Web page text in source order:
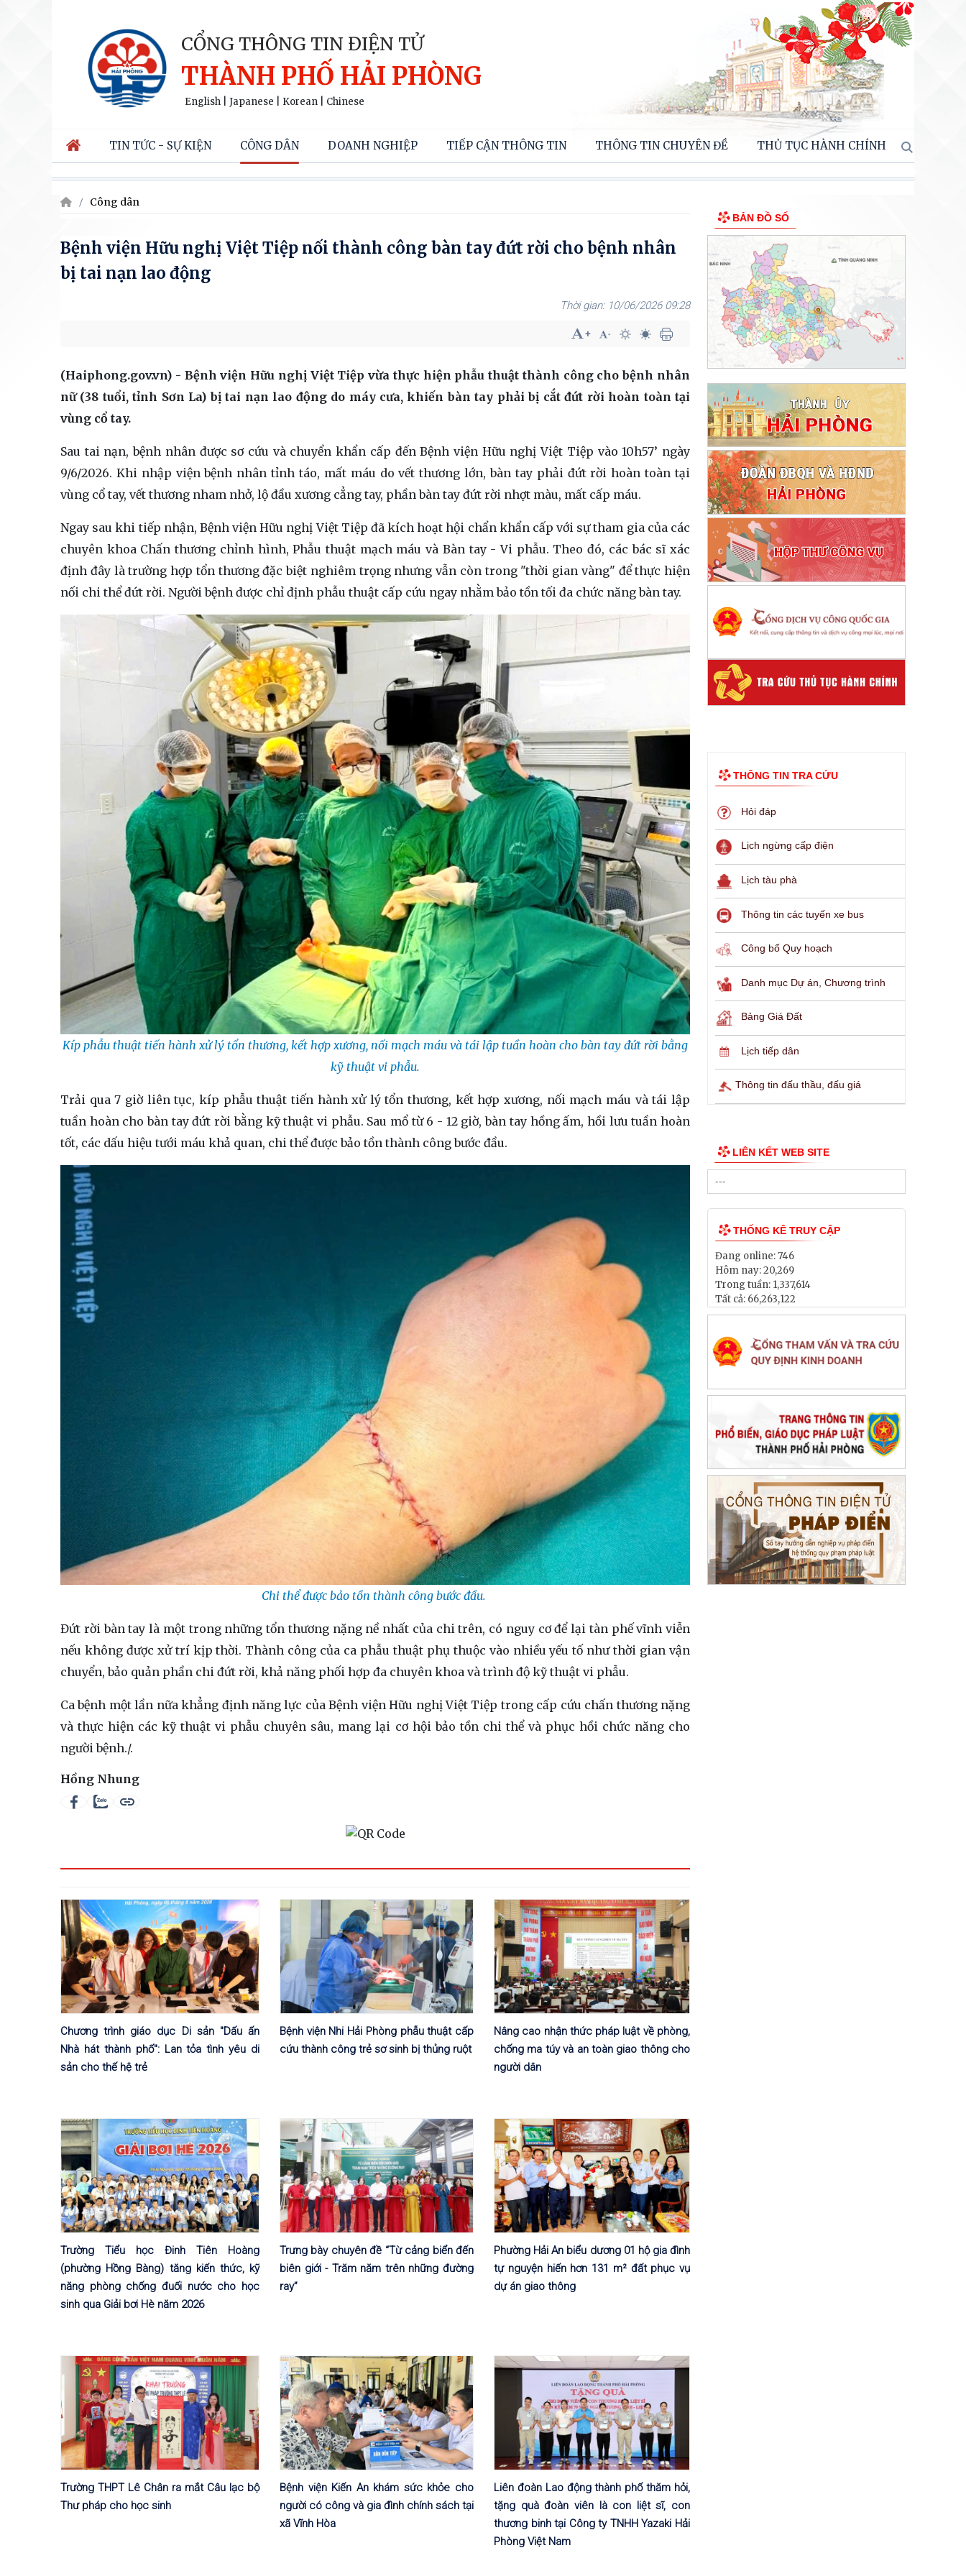
CỔNG THÔNG TIN ĐIỆN TỬ
THÀNH PHỐ HẢI PHÒNG
English Japanese Korean Chinese
TIN TỨC - SỰ KIỆN CÔNG DÂN DOANH NGHIỆP TIẾP CẬN THÔNG TIN THÔNG TIN CHUYÊN ĐỀ THỦ TỤC HÀNH CHÍNH
Công dân
Bệnh viện Hữu nghị Việt Tiệp nối thành công bàn tay đứt rời cho bệnh nhân
bị tai nạn lao động
10/06/2026 09:28
(Haiphong.gov.vn) - Bệnh viện Hữu nghị Việt Tiệp vừa thực hiện phẫu thuật thành công cho bệnh nhân
nữ (38 tuổi, tỉnh Sơn La) bị tai nạn lao động do máy cưa, khiến bàn tay phải bị cắt đứt rời hoàn toàn tại
vùng cổ tay.
Sau tai nạn, bệnh nhân được sơ cứu và chuyển khẩn cấp đến Bệnh viện Hữu nghị Việt Tiệp vào 10h57’ ngày
9/6/2026. Khi nhập viện bệnh nhân tỉnh táo, mất máu do vết thương lớn, bàn tay phải đứt rời hoàn toàn tại
vùng cổ tay, vết thương nham nhở, lộ đầu xương cẳng tay, phần bàn tay đứt rời nhợt màu, mất cấp máu.
Ngay sau khi tiếp nhận, Bệnh viện Hữu nghị Việt Tiệp đã kích hoạt hội chẩn khẩn cấp với sự tham gia của các
chuyên khoa Chấn thương chỉnh hình, Phẫu thuật mạch máu và Bàn tay - Vi phẫu. Theo đó, các bác sĩ xác
định đây là trường hợp tổn thương đặc biệt nghiêm trọng nhưng vẫn còn trong "thời gian vàng" để thực hiện
nối chi thể đứt rời. Người bệnh được chỉ định phẫu thuật cấp cứu ngay nhằm bảo tồn tối đa chức năng bàn tay.
Kíp phẫu thuật tiến hành xử lý tổn thương, kết hợp xương, nối mạch máu và tái lập tuần hoàn cho bàn tay đứt rời bằng
kỹ thuật vi phẫu.
Trải qua 7 giờ liên tục, kíp phẫu thuật tiến hành xử lý tổn thương, kết hợp xương, nối mạch máu và tái lập
tuần hoàn cho bàn tay đứt rời bằng kỹ thuật vi phẫu. Sau mổ từ 6 - 12 giờ, bàn tay hồng ấm, hồi lưu tuần hoàn
tốt, các dấu hiệu tưới máu khả quan, chi thể được bảo tồn thành công bước đầu.
Chi thể được bảo tồn thành công bước đầu.
Đứt rời bàn tay là một trong những tổn thương nặng nề nhất của chi trên, có nguy cơ để lại tàn phế vĩnh viễn
nếu không được xử trí kịp thời. Thành công của ca phẫu thuật phụ thuộc vào nhiều yếu tố như thời gian vận
chuyển, bảo quản phần chi đứt rời, khả năng phối hợp đa chuyên khoa và trình độ kỹ thuật vi phẫu.
Ca bệnh một lần nữa khẳng định năng lực của Bệnh viện Hữu nghị Việt Tiệp trong cấp cứu chấn thương nặng
và thực hiện các kỹ thuật vi phẫu chuyên sâu, mang lại cơ hội bảo tồn chi thể và phục hồi chức năng cho
người bệnh./.
Hồng Nhung
Chương trình giáo dục Di sản "Dấu ấn
Nhà hát thành phố": Lan tỏa tình yêu di
sản cho thế hệ trẻ
Bệnh viện Nhi Hải Phòng phẫu thuật cấp
cứu thành công trẻ sơ sinh bị thủng ruột
Nâng cao nhận thức pháp luật về phòng,
chống ma túy và an toàn giao thông cho
người dân
Trường Tiểu học Đinh Tiên Hoàng
(phường Hồng Bàng) tăng kiến thức, kỹ
năng phòng chống đuối nước cho học
sinh qua Giải bơi Hè năm 2026
Trưng bày chuyên đề “Từ cảng biển đến
biên giới - Trăm năm trên những đường
ray”
Phường Hải An biểu dương 01 hộ gia đình
tự nguyện hiến hơn 131 m² đất phục vụ
dự án giao thông
Trường THPT Lê Chân ra mắt Câu lạc bộ
Thư pháp cho học sinh
Bệnh viện Kiến An khám sức khỏe cho
người có công và gia đình chính sách tại
xã Vĩnh Hòa
Liên đoàn Lao động thành phố thăm hỏi,
tặng quà đoàn viên là con liệt sĩ, con
thương binh tại Công ty TNHH Yazaki Hải
Phòng Việt Nam
BẢN ĐỒ SỐ
THÔNG TIN TRA CỨU
Hỏi đáp
Lịch ngừng cấp điện
Lịch tàu phà
Thông tin các tuyến xe bus
Công bố Quy hoạch
Danh mục Dự án, Chương trình
Bảng Giá Đất
Lịch tiếp dân
Thông tin đấu thầu, đấu giá
LIÊN KẾT WEB SITE
THỐNG KÊ TRUY CẬP
Đang online:746
Hôm nay:20,269
Trong tuần: 1,337,614
Tất cả: 66,263,122